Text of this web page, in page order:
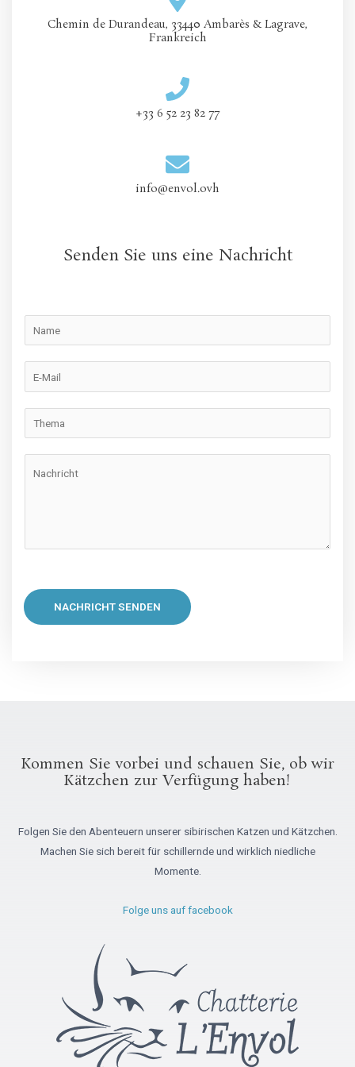
Chemin de Durandeau, 33440 Ambarès & Lagrave,
Frankreich
+33 6 52 23 82 77
info@envol.ovh
Senden Sie uns eine Nachricht
NACHRICHT SENDEN
Kommen Sie vorbei und schauen Sie, ob wir
Kätzchen zur Verfügung haben!
Folgen Sie den Abenteuern unserer sibirischen Katzen und Kätzchen.
Machen Sie sich bereit für schillernde und wirklich niedliche
Momente.
Folge uns auf facebook